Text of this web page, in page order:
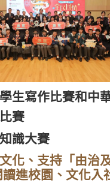
生寫作比賽和中
賽
識大賽
化、支持「由治
進校園、文化入